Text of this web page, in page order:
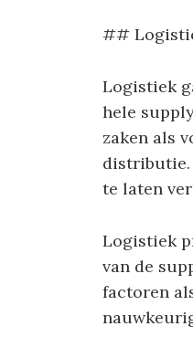
##
Logistiek
hele
zaken als
distributie.
te laten
Logistiek
van de
factoren